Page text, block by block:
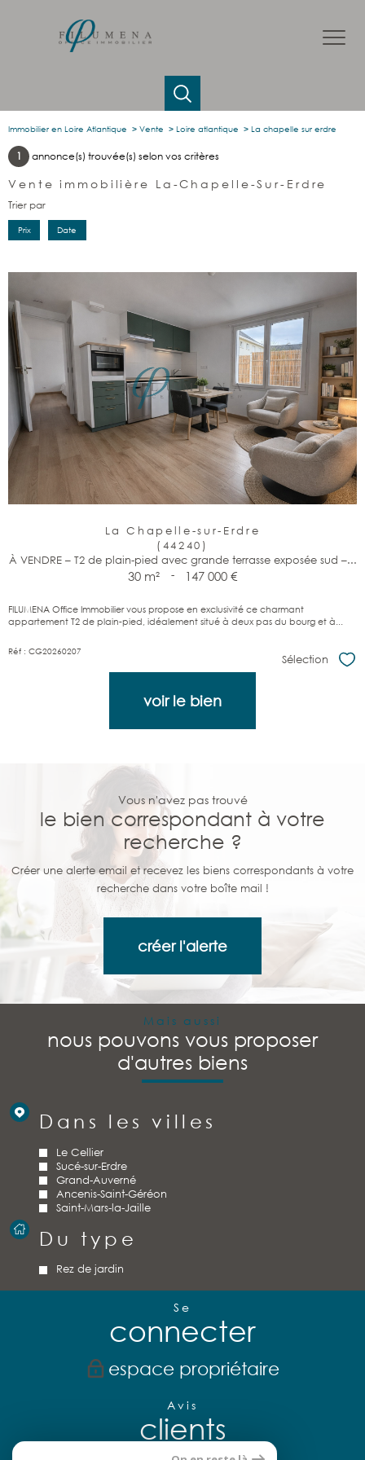
Immobilier en Loire Atlantique Vente Loire atlantique La chapelle sur erdre
1 annonce(s) trouvée(s) selon vos critères
Vente immobilière La-Chapelle-Sur-Erdre
Trier par
Prix Date
La Chapelle-sur-Erdre
(44240)
À VENDRE – T2 de plain-pied avec grande terrasse exposée sud –...
30 m² - 147 000 €
FILUMENA Office Immobilier vous propose en exclusivité ce charmant
appartement T2 de plain-pied, idéalement situé à deux pas du bourg et à...
Réf : CG20260207
Sélection
voir le bien
Vous n'avez pas trouvé
le bien correspondant à votre
recherche ?
Créer une alerte email et recevez les biens correspondants à votre
recherche dans votre boîte mail !
créer l'alerte
Mais aussi
nous pouvons vous proposer
d'autres biens
Dans les villes
Le Cellier
Sucé-sur-Erdre
Grand-Auverné
Ancenis-Saint-Géréon
Saint-Mars-la-Jaille
Du type
Rez de jardin
Se
connecter
espace propriétaire
Avis
clients